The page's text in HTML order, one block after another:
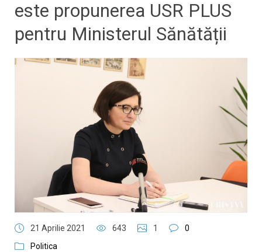
este propunerea USR PLUS
pentru Ministerul Sănătății
21 Aprilie 2021 643 1
0
Politica